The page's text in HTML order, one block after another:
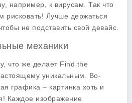
например, к вирусам. Так что
рисковать! Лучше держаться
не подставить свой девайс.
механики
что же делает Find the
уникальным. Во-
графика – картинка хоть и
Каждое изображение